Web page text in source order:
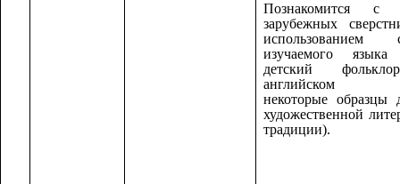
Познакомится с
зарубежных
использованием
изучаемого языка
детский
английском
некоторые образцы
художественной
традиции).